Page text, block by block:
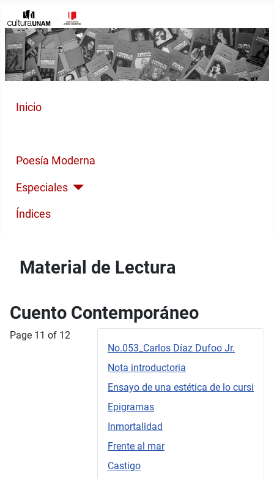
Inicio
Poesía Moderna
Especiales
Índices
Material de Lectura
Cuento Contemporáneo
No.053_Carlos Díaz Dufoo Jr.
Nota introductoria
Ensayo de una estética de lo cursi
Epigramas
Inmortalidad
Frente al mar
Castigo
Page 11 of 12